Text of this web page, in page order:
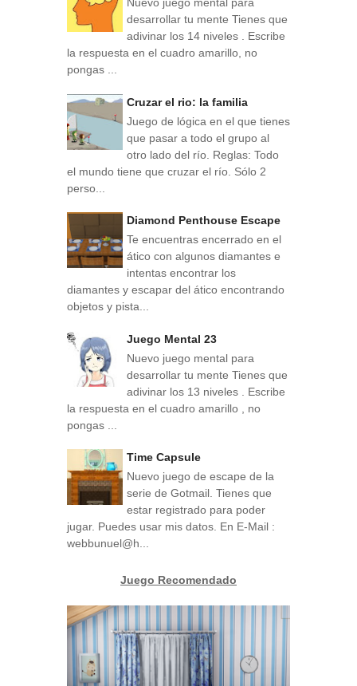
Nuevo juego mental para
desarrollar tu mente Tienes que
adivinar los 14 niveles . Escribe
la respuesta en el cuadro amarillo, no
pongas ...
Cruzar el rio: la familia
Juego de lógica en el que tienes
que pasar a todo el grupo al
otro lado del río. Reglas: Todo
el mundo tiene que cruzar el río. Sólo 2
perso...
Diamond Penthouse Escape
Te encuentras encerrado en el
ático con algunos diamantes e
intentas encontrar los
diamantes y escapar del ático encontrando
objetos y pista...
Juego Mental 23
Nuevo juego mental para
desarrollar tu mente Tienes que
adivinar los 13 niveles . Escribe
la respuesta en el cuadro amarillo , no
pongas ...
Time Capsule
Nuevo juego de escape de la
serie de Gotmail. Tienes que
estar registrado para poder
jugar. Puedes usar mis datos. En E-Mail :
webbunuel@h...
Juego Recomendado